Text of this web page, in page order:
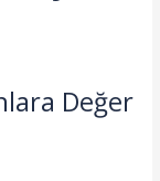
Değer